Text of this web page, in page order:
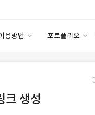
용방법 포트폴리오
용요금
객센터
크 생성